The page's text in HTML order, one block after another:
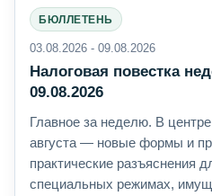
БЮЛЛЕТЕНЬ
03.08.2026 - 09.08.2026
Налоговая повестка
09.08.2026
Главное за неделю. В
августа — новые формы и
практические разъяснения
специальных режимах,